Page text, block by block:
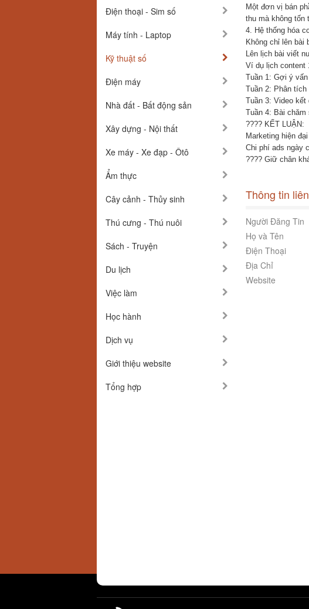
Điện thoại - Sim số
Máy tính - Laptop
Kỹ thuật số
Điện máy
Nhà đất - Bất động sản
Xây dựng - Nội thất
Xe máy - Xe đạp - Ôtô
Ẩm thực
Cây cảnh - Thủy sinh
Thú cưng - Thú nuôi
Sách - Truyện
Du lịch
Việc làm
Học hành
Dịch vụ
Giới thiệu website
Tổng hợp
Một đơn vị bán
thu mà không tốn
4. Hệ thống hóa
Không chỉ lên bài
Lên lịch bài viết
Ví dụ lịch content
Tuần 1: Gợi ý
Tuần 2: Phân
Tuần 3: Video kết
Tuần 4: Bài
???? KẾT LUẬN:
Marketing hiện
Chi phí ads ngày
???? Giữ chân
Thông tin
Người Đăng Tin
Họ và Tên
Điện Thoại
Địa Chỉ
Website